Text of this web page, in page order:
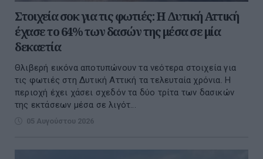
Στοιχεία σοκ για τις φωτιές: Η Δυτική Αττική
έχασε το 64% των δασών της μέσα σε μία
δεκαετία
Θλιβερή εικόνα αποτυπώνουν τα νεότερα στοιχεία για
τις φωτιές στη Δυτική Αττική τα τελευταία χρόνια. Η
περιοχή έχει χάσει σχεδόν τα δύο τρίτα των δασικών
της εκτάσεων μέσα σε λιγότ...
05 Αυγούστου 2026